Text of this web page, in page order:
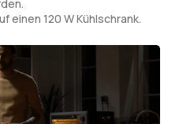
einen 120 W Kühlschrank.